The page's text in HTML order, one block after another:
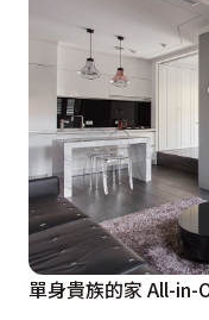
單身貴族的家 All-in-